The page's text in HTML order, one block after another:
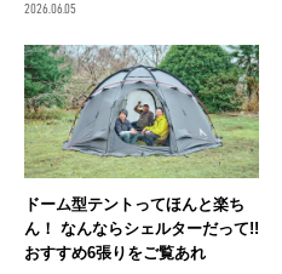
2026.06.05
ドーム型テントってほんと楽ち
ん！ なんならシェルターだって!!
おすすめ6張りをご覧あれ